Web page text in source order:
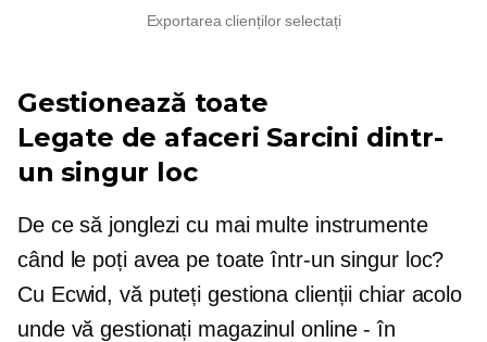
Exportarea clienților selectați
Gestionează toate
Legate de afaceri Sarcini dintr-
un singur loc
De ce să jonglezi cu mai multe instrumente
când le poți avea pe toate într-un singur loc?
Cu Ecwid, vă puteți gestiona clienții chiar acolo
unde vă gestionați magazinul online - în